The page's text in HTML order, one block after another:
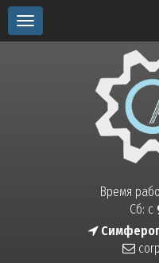
Toggle
navigation
Время
Сб: с